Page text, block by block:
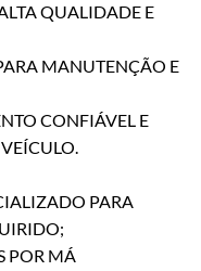
QUALIDADE E
MANUTENÇÃO E
CONFIÁVEL E
PARA
POR MÁ